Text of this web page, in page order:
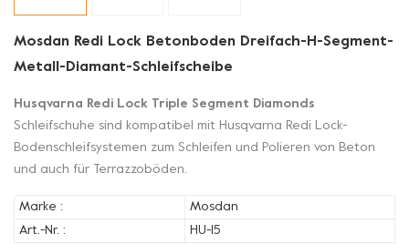
Mosdan Redi Lock Betonboden Dreifach-H-Segment-
Metall-Diamant-Schleifscheibe
Husqvarna Redi Lock Triple Segment Diamonds
Schleifschuhe sind kompatibel mit Husqvarna Redi Lock-
Bodenschleifsystemen zum Schleifen und Polieren von Beton
und auch für Terrazzoböden.
Marke :
Mosdan
Art.-Nr. :
HU-15